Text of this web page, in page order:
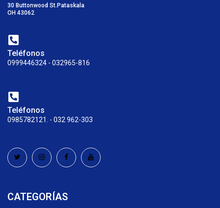
30 Buttonwood St.Pataskala
OH 43062
Teléfonos
0999446324 - 032965-816
Teléfonos
0985782121. - 032 962-303
CATEGORÍAS